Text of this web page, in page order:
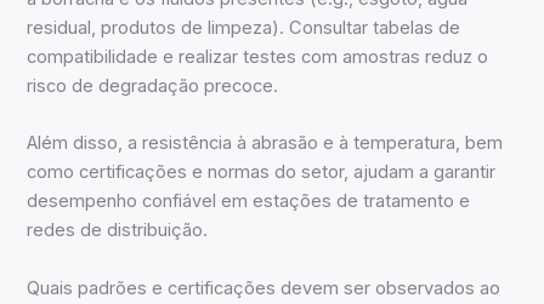
residual, produtos de limpeza). Consultar tabelas de
compatibilidade e realizar testes com amostras reduz o
risco de degradação precoce.
Além disso, a resistência à abrasão e à temperatura, bem
como certificações e normas do setor, ajudam a garantir
desempenho confiável em estações de tratamento e
redes de distribuição.
Quais padrões e certificações devem ser observados ao